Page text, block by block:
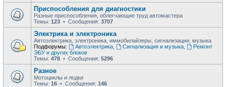
Приспособления для диагностики
Разные приспособления, облегчающие труд автомастера
Темы: 123 • Сообщения: 3707
Электрика и электроника
Автоэлектрика, электроника, иммобилайзеры, сигнализации, музыка
Подфорумы:
Автоэлектрика, Сигнализация и музыка,
Ремонт
ЭБУ и других блоков
Темы: 478 • Сообщения: 5296
Разное
Мотоциклы и лодки
Темы: 16 • Сообщения: 146